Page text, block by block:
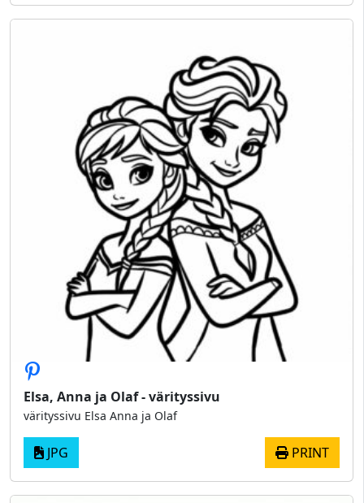
Elsa, Anna ja Olaf - värityssivu
värityssivu Elsa Anna ja Olaf
JPG PRINT